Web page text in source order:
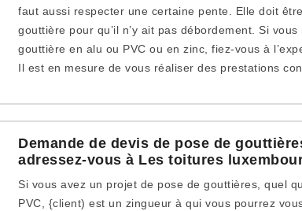
faut aussi respecter une certaine pente. Elle doit
gouttière pour qu’il n’y ait pas débordement. Si
gouttière en alu ou PVC ou en zinc, fiez-vous à
Il est en mesure de vous réaliser des prestations
Demande de devis de pose de
adressez-vous à Les toitures
Si vous avez un projet de pose de gouttières, quel
PVC, {client) est un zingueur à qui vous pourrez